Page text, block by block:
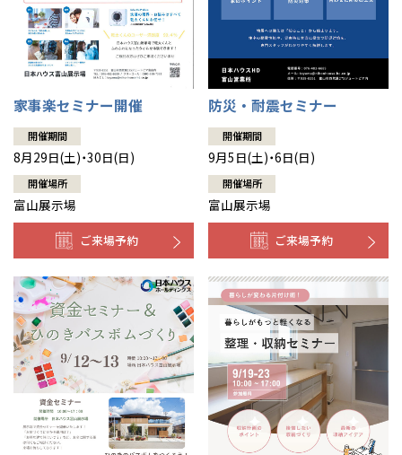
家事楽セミナー開催
開催期間
8月29日(土)・30日(日)
開催場所
富山展示場
ご来場予約
防災・耐震セミナー
開催期間
9月5日(土)・6日(日)
開催場所
富山展示場
ご来場予約